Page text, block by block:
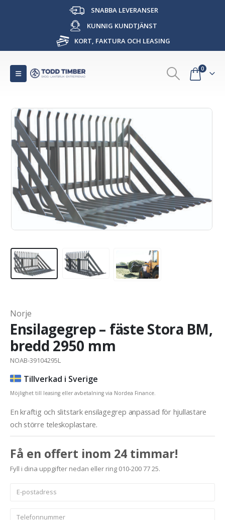
SNABBA LEVERANSER
KUNNIG KUNDTJÄNST
KORT, FAKTURA OCH LEASING
0
Norje
Ensilagegrep – fäste Stora BM,
bredd 2950 mm
NOAB-39104295L
Tillverkad i Sverige
Möjlighet till leasing eller avbetalning via Nordea Finance.
En kraftig och slitstark ensilagegrep anpassad för hjullastare
och större teleskoplastare.
Få en offert inom 24 timmar!
Fyll i dina uppgifter nedan eller ring 010-200 77 25.